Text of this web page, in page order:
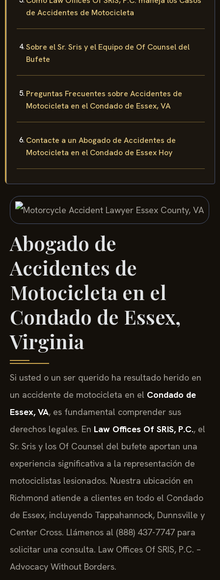
de Accidentes de Motocicleta
Sobre el Sr. Sris y el Equipo de Of Counsel del
Bufete
Preguntas Frecuentes sobre Accidentes de
Motocicleta en el Condado de Essex, VA
Contacte a un Abogado de Accidentes de
Motocicleta en el Condado de Essex Hoy
Abogado de
Accidentes de
Motocicleta en el
Condado de Essex,
Virginia
Si usted o un ser querido ha resultado herido en
un accidente de motocicleta en el Condado de
Essex, VA, es fundamental comprender sus
derechos legales. En Law Offices Of SRIS, P.C., el
Sr. Sris y los Of Counsel del bufete aportan una
experiencia significativa a la representación de
motociclistas lesionados. Nuestra ubicación en
Richmond atiende a clientes en todo el Condado
de Essex, incluyendo Tappahannock, Dunnsville y
Center Cross. Llámenos al (888) 437-7747 para
solicitar una consulta. Law Offices Of SRIS, P.C. –
Advocacy Without Borders.